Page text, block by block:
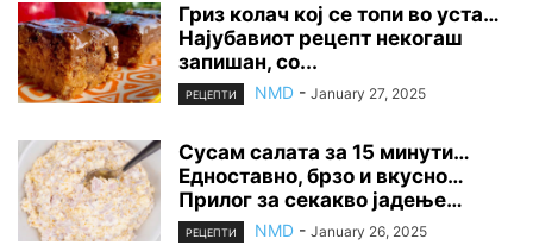
Гриз колач кој се топи во уста…
Најубавиот рецепт некогаш
запишан, со...
РЕЦЕПТИ NMD - January 27, 2025
Сусам салата за 15 минути…
Едноставно, брзо и вкусно…
Прилог за секакво јадење…
РЕЦЕПТИ NMD - January 26, 2025